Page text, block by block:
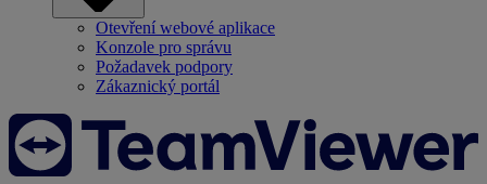
Otevření webové aplikace
Konzole pro správu
Požadavek podpory
Zákaznický portál